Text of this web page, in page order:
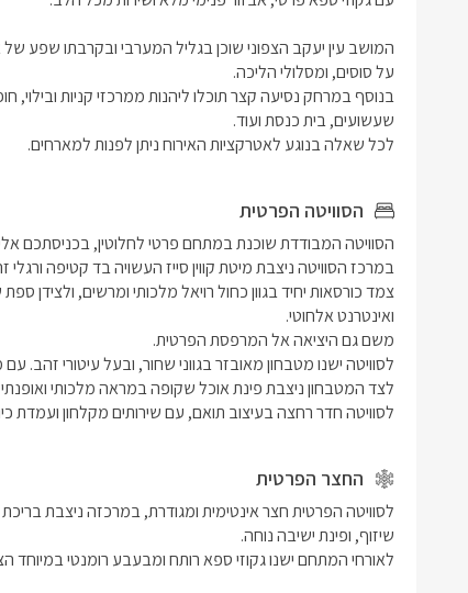
לכל שאלה בנוגע לאטרקציות האירוח ניתן לפנות למארחים.
הסוויטה הפרטית
לסוויטה חדר רחצה בעיצוב תואם, עם שירותים מקלחון ועמדת
החצר הפרטית
לאורחי המתחם ישנו גקוזי ספא רותח ומבעבע רומנטי במיוחד